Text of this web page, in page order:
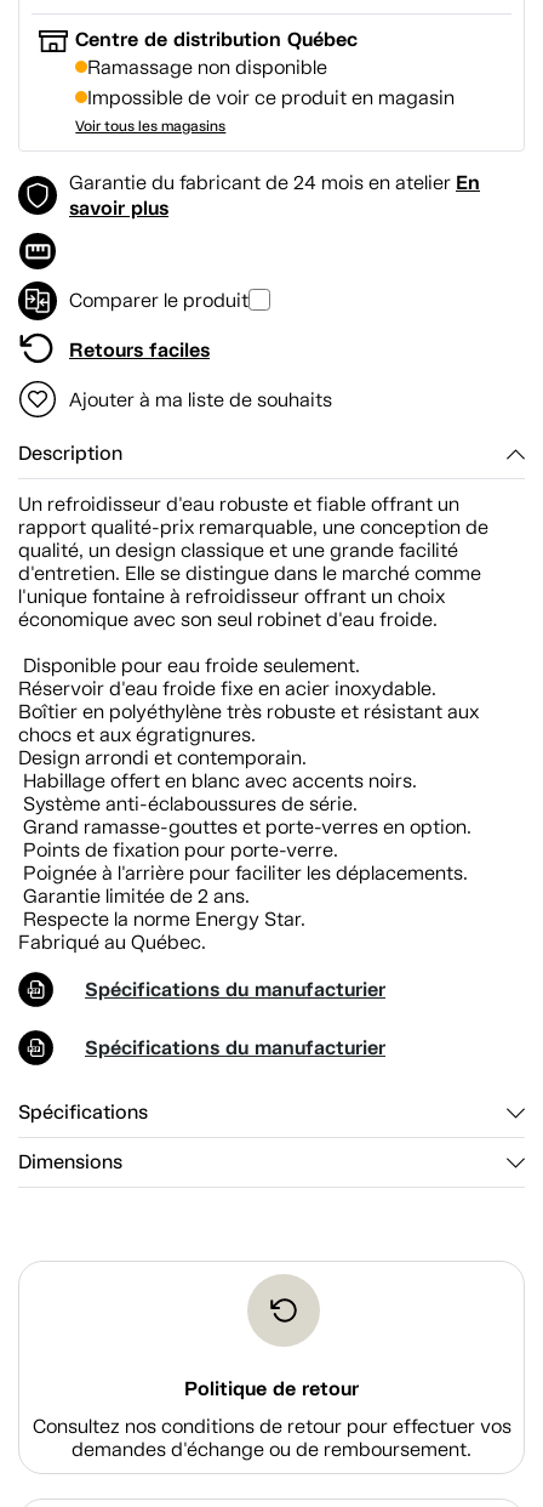
Centre de distribution Québec
Ramassage non disponible
Impossible de voir ce produit en magasin
Voir tous les magasins
Garantie du fabricant de 24 mois en atelier En
savoir plus
Comparer le produit
Retours faciles
Ajouter à ma liste de souhaits
Description
Un refroidisseur d'eau robuste et fiable offrant un
rapport qualité-prix remarquable, une conception de
qualité, un design classique et une grande facilité
d'entretien. Elle se distingue dans le marché comme
l'unique fontaine à refroidisseur offrant un choix
économique avec son seul robinet d'eau froide.
Disponible pour eau froide seulement.
Réservoir d'eau froide fixe en acier inoxydable.
Boîtier en polyéthylène très robuste et résistant aux
chocs et aux égratignures.
Design arrondi et contemporain.
Habillage offert en blanc avec accents noirs.
Système anti-éclaboussures de série.
Grand ramasse-gouttes et porte-verres en option.
Points de fixation pour porte-verre.
Poignée à l'arrière pour faciliter les déplacements.
Garantie limitée de 2 ans.
Respecte la norme Energy Star.
Fabriqué au Québec.
Spécifications du manufacturier
Spécifications du manufacturier
Spécifications
Dimensions
Politique de retour
Consultez nos conditions de retour pour effectuer vos
demandes d'échange ou de remboursement.